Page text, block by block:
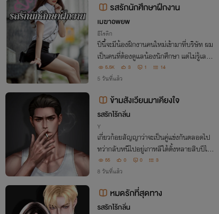
รสรักนักศึกษาฝึกงาน
เมฆาอพยพ
อีโรติก
ปีนี้จะมีน้องฝึกงานคนใหม่เข้ามาที่บริษัท ผม
เป็นคนที่ต้องดูแลน้องนักศึกษา แต่ไม่รู้เลยว่
าน้องเป็นใคร จนวันนึงผมก็รู้ ว่านักศึกษาที่ม
าฝึกงาน เขาคือคนที่ผมรู้จักดี
5.5K 3 1 14
5 วันที่แล้ว
ข้ามสังเวียนมาเคียงใจ
รสรักไร้กลิ่น
Y
เกี่ยวก้อยสัญญาว่าจะเป็นคู่แข่งกันตลอดไป
ทว่ากลับหนีไปอยู่เกาหลีใต้ตั้งหลายสิบปีไม่เ
คยคิดจะกลับมาหา แล้วทำไมถึงซมซานแบก
ใจพังๆ กลับมาเอาตอนนี้ ตอนที่...เกือบลืม
ทุกอย่างได้อยู่แล้ว
55 0 0 3
8 วันที่แล้ว
หมดรักที่สุดทาง
รสรักไร้กลิ่น